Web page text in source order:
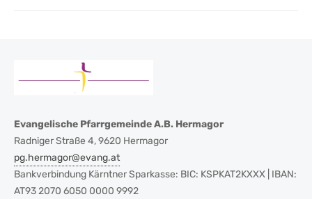
Evangelische Pfarrgemeinde A.B. Hermagor
Radniger Straße 4, 9620 Hermagor
pg.hermagor@evang.at
Bankverbindung Kärntner Sparkasse: BIC: KSPKAT2KXXX | IBAN:
AT93 2070 6050 0000 9992